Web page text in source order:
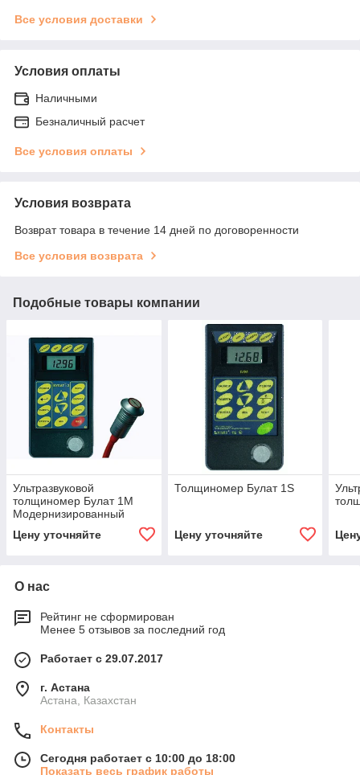
Все условия доставки
Условия оплаты
Наличными
Безналичный расчет
Все условия оплаты
Условия возврата
Возврат товара в течение 14 дней по договоренности
Все условия возврата
Подобные товары компании
Ультразвуковой
толщиномер Булат 1М
Модернизированный
Цену уточняйте
Толщиномер Булат 1S
Цену уточняйте
О нас
Рейтинг не сформирован
Менее 5 отзывов за последний год
Работает с 29.07.2017
г. Астана
Астана, Казахстан
Контакты
Сегодня работает с 10:00 до 18:00
Показать весь график работы